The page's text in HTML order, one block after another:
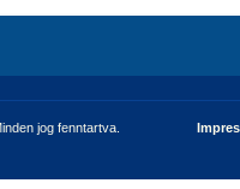
jog fenntartva.